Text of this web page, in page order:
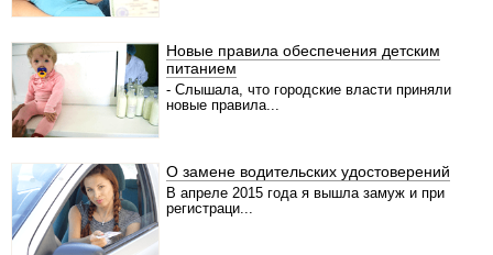
Новые правила обеспечения детским
питанием
- Слышала, что городские власти приняли
новые правила...
О замене водительских удостоверений
В апреле 2015 года я вышла замуж и при
регистраци...